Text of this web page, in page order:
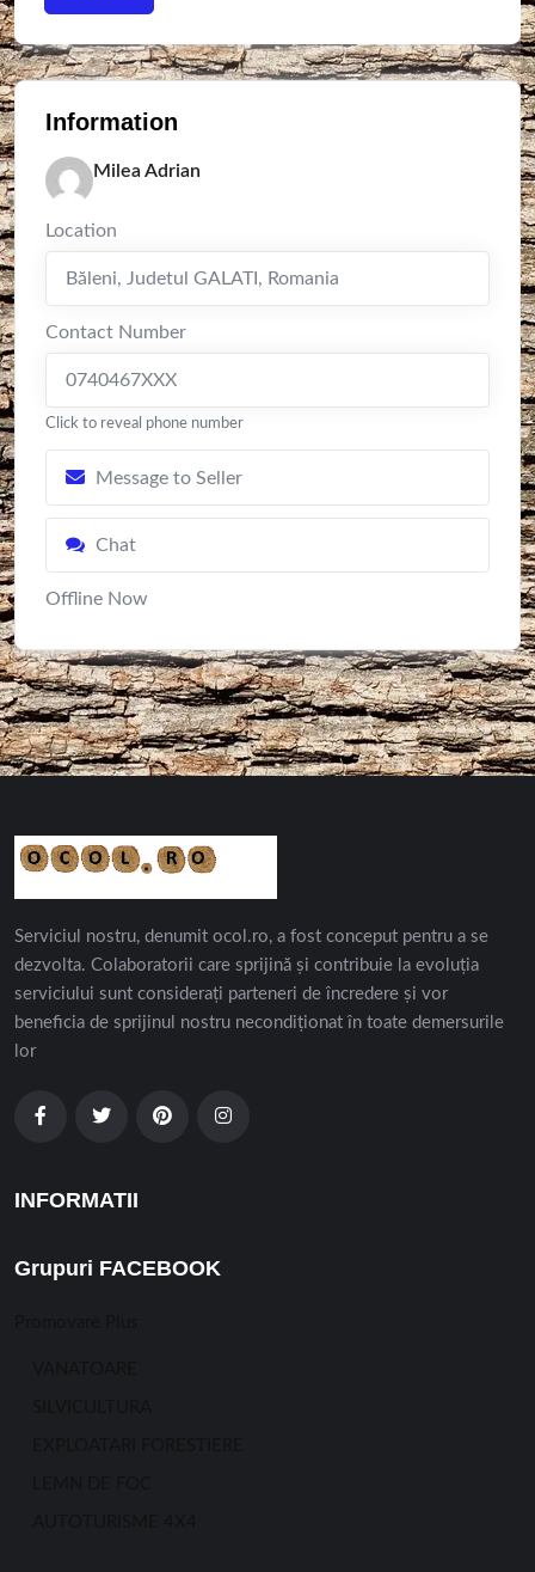
Information
Milea Adrian
Location
Băleni, Judetul GALATI , Romania
Contact Number
0740467XXX
Click to reveal phone number
Message to Seller
Chat
Offline Now
Serviciul nostru, denumit ocol.ro, a fost conceput pentru a se
dezvolta. Colaboratorii care sprijină și contribuie la evoluția
serviciului sunt considerați parteneri de încredere și vor
beneficia de sprijinul nostru necondiționat în toate demersurile
lor
INFORMATII
Grupuri FACEBOOK